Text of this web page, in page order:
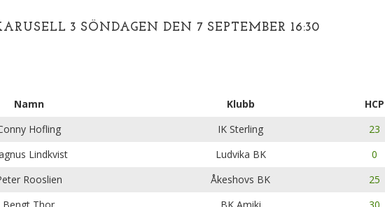
3 SÖNDAGEN DEN 7 SEPTEMBER 16:30
Namn Klubb
HCP
Hofling IK Sterling
23
Lindkvist Ludvika BK
0
Rooslien Åkeshovs BK
25